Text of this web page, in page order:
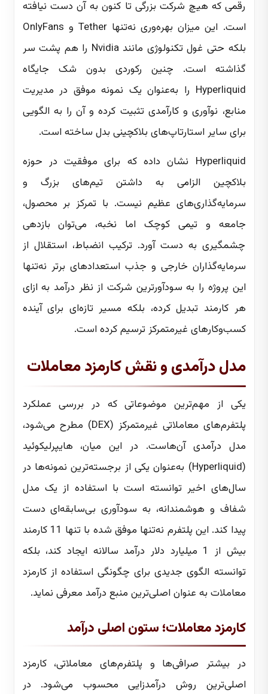
رقمی که هیچ شرکت بزرگی تا کنون به آن دست نیافته
است. این میزان بهره‌وری نه‌تنها Tether و OnlyFans
بلکه حتی غول تکنولوژی مانند Nvidia را هم پشت سر
گذاشته است. چنین رکوردی بدون شک جایگاه
Hyperliquid را به‌عنوان یک نمونه موفق در مدیریت
منابع، نوآوری و کارآمدی تثبیت کرده و آن را به الگویی
برای سایر استارتاپ‌های بلاکچینی بدل ساخته است.
Hyperliquid نشان داده که برای موفقیت در حوزه
بلاکچین الزامی به داشتن تیم‌های بزرگ و
سرمایه‌گذاری‌های عظیم نیست. با تمرکز بر محصول،
جامعه و تیمی کوچک اما نخبه، می‌توان بازدهی
چشمگیری به دست آورد. ترکیب انضباط، استقلال از
سرمایه‌گذاران خارجی و جذب استعدادهای برتر نه‌تنها
این پروژه را به سودآورترین شرکت از نظر درآمد به ازای
هر کارمند تبدیل کرده، بلکه مسیر تازه‌ای برای آینده
کسب‌وکارهای غیرمتمرکز ترسیم کرده است.
مدل درآمدی و نقش کارمزد معاملات
یکی از مهم‌ترین موضوعاتی که در بررسی عملکرد
پلتفرم‌های معاملاتی غیرمتمرکز (DEX) مطرح می‌شود،
مدل درآمدی آن‌هاست. در این میان، هایپرلیکوئید
(Hyperliquid) به‌عنوان یکی از برجسته‌ترین نمونه‌ها در
سال‌های اخیر توانسته است با استفاده از یک مدل
شفاف و هوشمندانه، به سودآوری بی‌سابقه‌ای دست
پیدا کند. این پلتفرم نه‌تنها موفق شده با تنها 11 کارمند
بیش از 1 میلیارد دلار درآمد سالانه ایجاد کند، بلکه
توانسته الگوی جدیدی برای چگونگی استفاده از کارمزد
معاملات به عنوان اصلی‌ترین منبع درآمد معرفی نماید.
کارمزد معاملات؛ ستون اصلی درآمد
در بیشتر صرافی‌ها و پلتفرم‌های معاملاتی، کارمزد
اصلی‌ترین روش درآمدزایی محسوب می‌شود. در